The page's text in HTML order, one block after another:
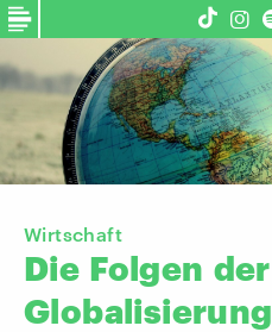
Wirtschaft
Die Folgen der
Globalisierung